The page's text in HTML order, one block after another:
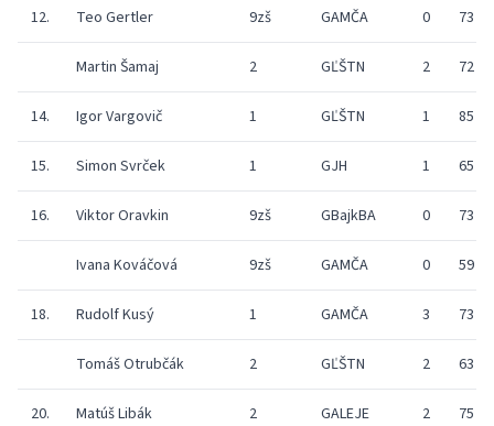
12. Teo Gertler 9zš GAMČA 0 73
Martin Šamaj 2 GĽŠTN 2 72
14. Igor Vargovič 1 GĽŠTN 1 85
15. Simon Svrček 1 GJH 1 65
16. Viktor Oravkin 9zš GBajkBA 0 73
Ivana Kováčová 9zš GAMČA 0 59
18. Rudolf Kusý 1 GAMČA 3 73
Tomáš Otrubčák 2 GĽŠTN 2 63
20. Matúš Libák 2 GALEJE 2 75